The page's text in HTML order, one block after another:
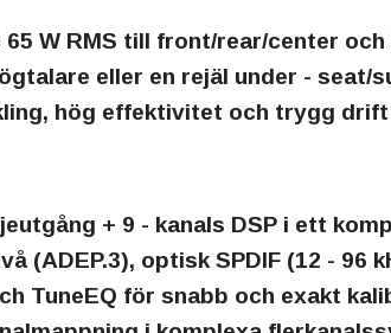
65 W RMS till front/rear/center och
eller en rejäl under - seat/
hög effektivitet och trygg drift
+ 9 - kanals DSP i ett
(ADEP.3), optisk SPDIF (12 - 96
TuneEQ för snabb och exakt